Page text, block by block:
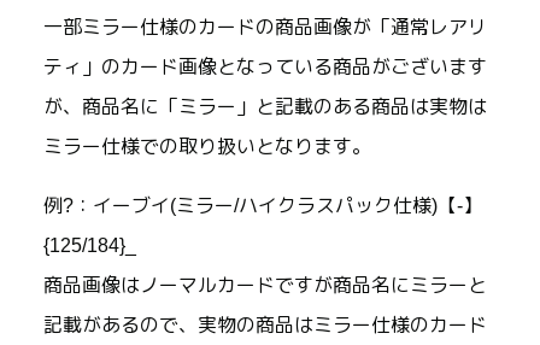
一部ミラー仕様のカードの商品画像が「通常レアリ
ティ」のカード画像となっている商品がございます
が、商品名に「ミラー」と記載のある商品は実物は
ミラー仕様での取り扱いとなります。
例?：イーブイ(ミラー/ハイクラスパック仕様)【-】
{125/184}_
商品画像はノーマルカードですが商品名にミラーと
記載があるので、実物の商品はミラー仕様のカード